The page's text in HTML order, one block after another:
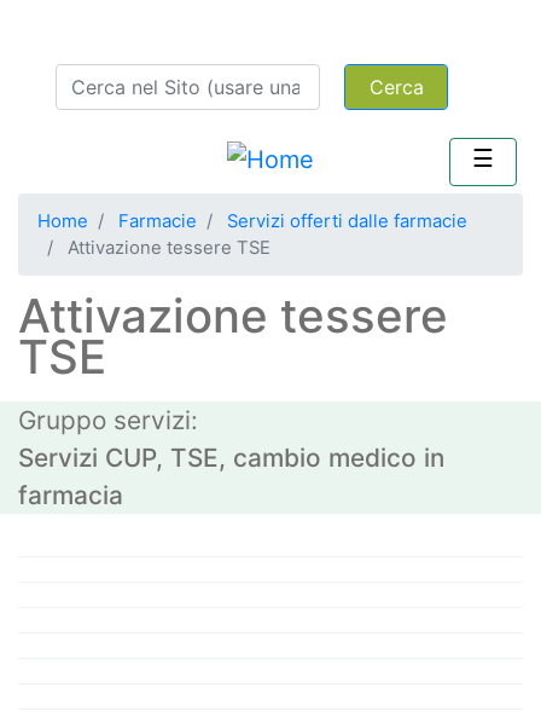
contenuto
principale
Cerca
Home Farmacie
Servizi offerti dalle farmacie
Attivazione tessere TSE
Attivazione tessere
TSE
Gruppo servizi
Servizi CUP, TSE, cambio medico in
farmacia